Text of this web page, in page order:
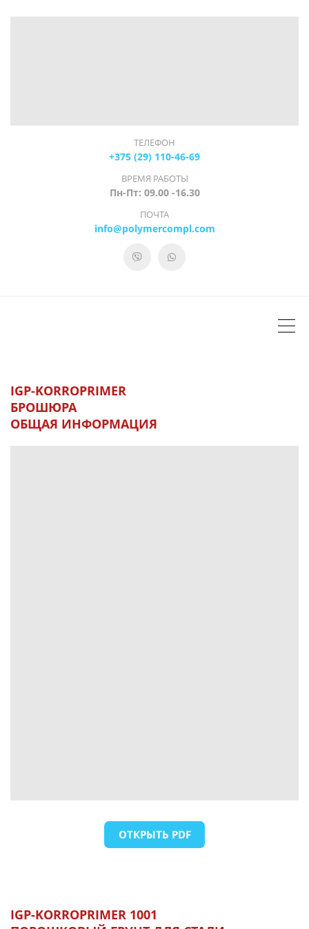
ТЕЛЕФОН
+375 (29) 110-46-69
ВРЕМЯ РАБОТЫ
Пн-Пт: 09.00 -16.30
ПОЧТА
info@polymercompl.com
IGP-KORROPRIMER
БРОШЮРА
ОБЩАЯ ИНФОРМАЦИЯ
ОТКРЫТЬ PDF
IGP-KORROPRIMER 1001